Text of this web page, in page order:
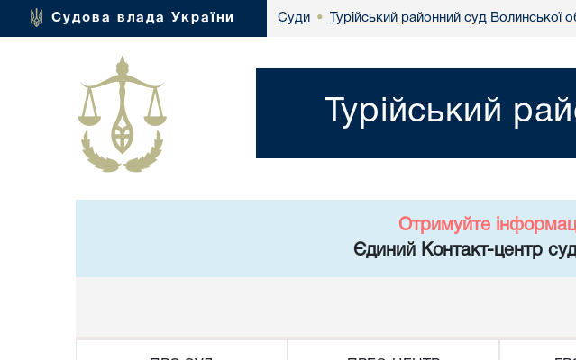
Судова влада України Суди • Турійський районний суд Волинської
Турійський
Отримуйте
Єдиний Контакт-центр